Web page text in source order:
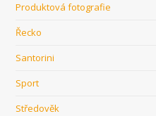
Produktová fotografie
Řecko
Santorini
Sport
Středověk